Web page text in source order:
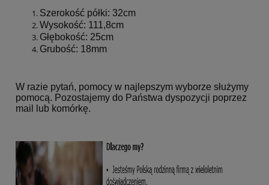
Szerokość półki: 32cm
Wysokość: 111,8cm
Głębokość: 25cm
Grubość: 18mm
W razie pytań, pomocy w najlepszym wyborze służymy
pomocą. Pozostajemy do Państwa dyspozycji poprzez
mail lub komórkę.